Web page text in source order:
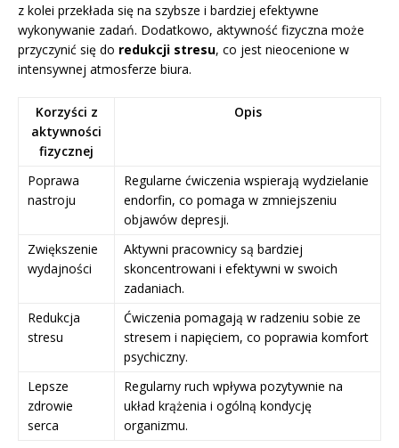
z kolei przekłada się na szybsze i bardziej efektywne
wykonywanie zadań. Dodatkowo, aktywność fizyczna może
przyczynić się do redukcji stresu, co jest nieocenione w
intensywnej atmosferze biura.
Korzyści z
aktywności
fizycznej
Opis
Poprawa
nastroju
Regularne ćwiczenia wspierają wydzielanie
endorfin, co pomaga w zmniejszeniu
objawów depresji.
Zwiększenie
wydajności
Aktywni pracownicy są bardziej
skoncentrowani i efektywni w swoich
zadaniach.
Redukcja
stresu
Ćwiczenia pomagają w radzeniu sobie ze
stresem i napięciem, co poprawia komfort
psychiczny.
Lepsze
zdrowie
serca
Regularny ruch wpływa pozytywnie na
układ krążenia i ogólną kondycję
organizmu.